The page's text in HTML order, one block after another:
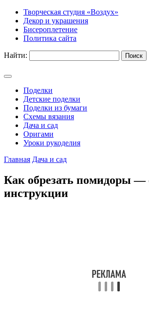
Творческая студия «Воздух»
Декор и украшения
Бисероплетение
Политика сайта
Найти:
Поделки
Детские поделки
Поделки из бумаги
Схемы вязания
Дача и сад
Оригами
Уроки рукоделия
Главная Дача и сад
Как обрезать помидоры —
инструкции